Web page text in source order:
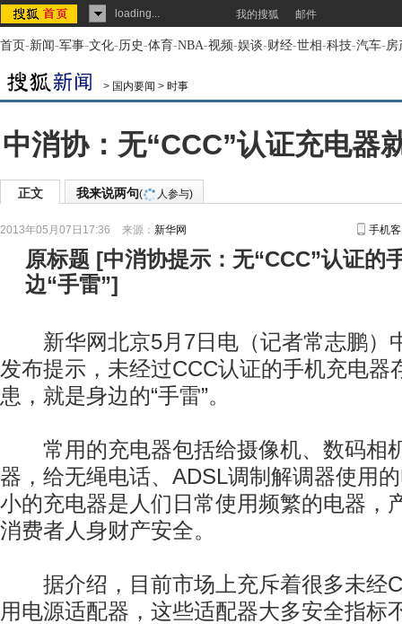
loading... 我的搜狐 邮件
首页-新闻-军事-文化-历史-体育-NBA-视频-娱谈-财经-世相-科技-汽车-房
> 国内要闻 > 时事
中消协：无“CCC”认证充电器
正文 我来说两句( 人参与)
2013年05月07日17:36 来源： 新华网 手机
原标题 [中消协提示：无“CCC”认证的
边“手雷”]
新华网北京5月7日电（记者常志鹏）
发布提示，未经过CCC认证的手机充电器
患，就是身边的“手雷”。
常用的充电器包括给摄像机、数码相
器，给无绳电话、ADSL调制解调器使用
小的充电器是人们日常使用频繁的电器，
消费者人身财产安全。
据介绍，目前市场上充斥着很多未经
用电源适配器，这些适配器大多安全指标